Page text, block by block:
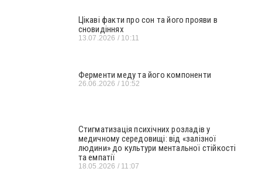
Цікаві факти про сон та його прояви в
сновидіннях
13.07.2026 10:11
Ферменти меду та його компоненти
26.06.2026 10:52
Стигматизація психічних розладів у
медичному середовищі: від «залізної
людини» до культури ментальної стійкості
та емпатії
18.05.2026 11:07